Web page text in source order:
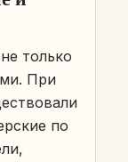
только
При
по